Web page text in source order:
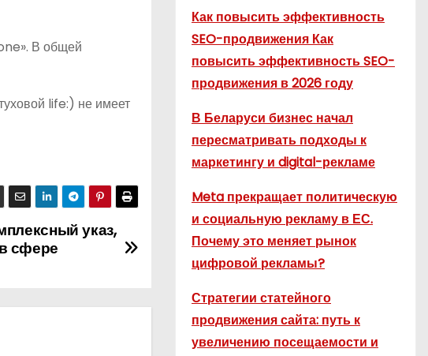
В общей
life:) не имеет
указ,
сфере
Как повысить эффективность
SEO-продвижения Как
повысить эффективность SEO-
продвижения в 2026 году
В Беларуси бизнес начал
пересматривать подходы к
маркетингу и digital-рекламе
Meta прекращает политическую
и социальную рекламу в ЕС.
Почему это меняет рынок
цифровой рекламы?
Стратегии статейного
продвижения сайта: путь к
увеличению посещаемости и